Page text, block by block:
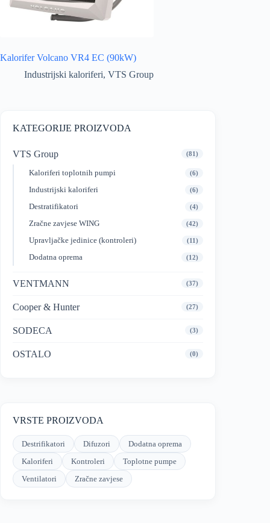
Kalorifer Volcano VR4 EC (90kW)
Industrijski kaloriferi, VTS Group
KATEGORIJE PROIZVODA
VTS Group (81)
Kaloriferi toplotnih pumpi (6)
Industrijski kaloriferi (6)
Destratifikatori (4)
Zračne zavjese WING (42)
Upravljačke jedinice (kontroleri) (11)
Dodatna oprema (12)
VENTMANN (37)
Cooper & Hunter (27)
SODECA (3)
OSTALO (0)
VRSTE PROIZVODA
Destrifikatori Difuzori
Dodatna oprema
Kaloriferi
Kontroleri
Toplotne pumpe
Ventilatori
Zračne zavjese